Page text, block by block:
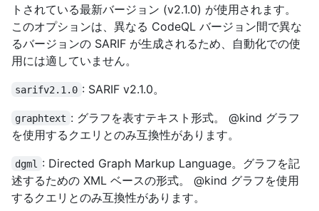
トされている最新バージョン (v2.1.0) が使用されます。
このオプションは、異なる CodeQL バージョン間で異な
るバージョンの SARIF が生成されるため、自動化での使
用には適していません。
sarifv2.1.0 : SARIF v2.1.0。
graphtext : グラフを表すテキスト形式。 @kind グラフ
を使用するクエリとのみ互換性があります。
dgml
: Directed Graph Markup Language。グラフを記
述するための XML ベースの形式。 @kind グラフを使用
するクエリとのみ互換性があります。